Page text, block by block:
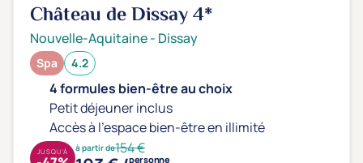
Château de Dissay4*
Nouvelle-Aquitaine- Dissay
Spa 4.2
4 formules bien-être au choix
Petit déjeuner inclus
Accès à l'espace bien-être en illimité
à partir de154 €
personne
JUSQU'À